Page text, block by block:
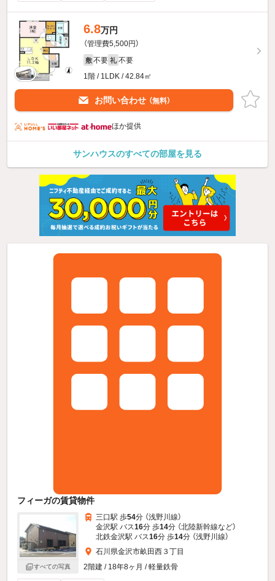
6.8万円
（管理費5,500円）
敷 不要 礼 不要
1階 / 1LDK / 42.84㎡
お問い合わせ （無料）
ほか提供
サンハウスのすべての部屋を見る
フィーガの賃貸物件
すべての写真
三口駅 歩54分 （浅野川線）
金沢駅 バス16分 歩14分 （北陸新幹線など）
北鉄金沢駅 バス16分 歩14分 （浅野川線）
石川県金沢市畝田西３丁目
2階建 / 18年8ヶ月 / 軽量鉄骨